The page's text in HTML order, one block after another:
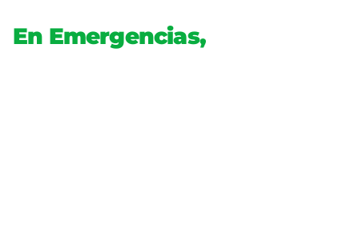
En Emergencias,
Tu Señal Celular No Puede